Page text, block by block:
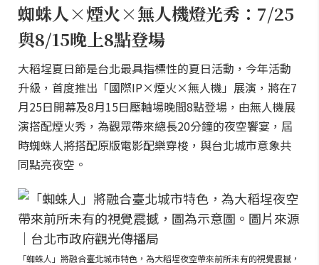
蜘蛛人×煙火×無人機燈光秀：7/25
與8/15晚上8點登場
大稻埕夏日節是台北最具指標性的夏日活動，今年活動
升級，首度推出「國際IP×煙火×無人機」展演，將在7
月25日開幕及8月15日壓軸場晚間8點登場，由無人機展
演搭配煙火秀，為觀眾帶來總長20分鐘的夜空饗宴，屆
時蜘蛛人將搭配原版電影配樂穿梭，與台北城市意象共
同點亮夜空。
「蜘蛛人」將融合臺北城市特色，為大稻埕夜空帶來前所未有的視覺震撼，